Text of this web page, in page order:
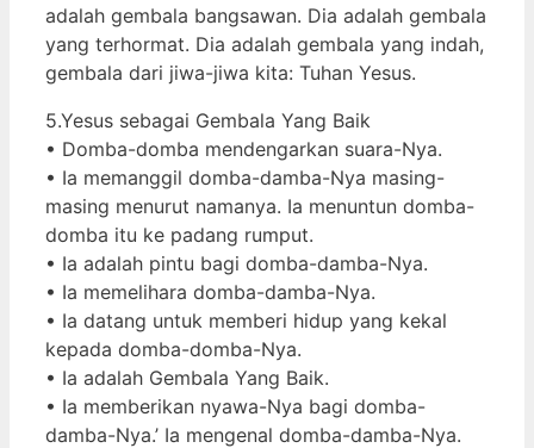
adalah gembala bangsawan. Dia adalah gembala
yang terhormat. Dia adalah gembala yang indah,
gembala dari jiwa-jiwa kita: Tuhan Yesus.
5.Yesus sebagai Gembala Yang Baik
• Domba-domba mendengarkan suara-Nya.
• Ia memanggil domba-damba-Nya masing-
masing menurut namanya. Ia menuntun domba-
domba itu ke padang rumput.
• Ia adalah pintu bagi domba-damba-Nya.
• Ia memelihara domba-damba-Nya.
• Ia datang untuk memberi hidup yang kekal
kepada domba-domba-Nya.
• Ia adalah Gembala Yang Baik.
• Ia memberikan nyawa-Nya bagi domba-
damba-Nya.’ Ia mengenal domba-damba-Nya.